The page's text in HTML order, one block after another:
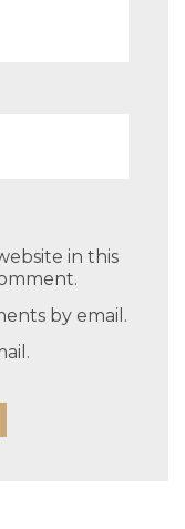
in this
by email.